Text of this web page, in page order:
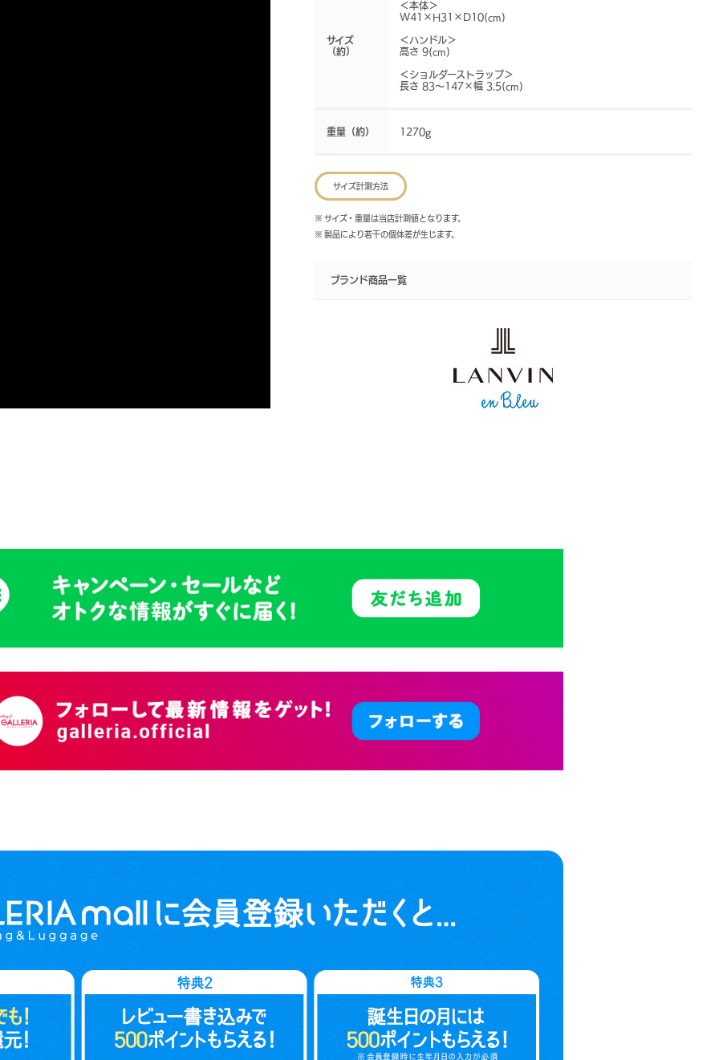
サイズ
（約）
＜本体＞
W41×H31×D10(cm)
＜ハンドル＞
高さ 9(cm)
＜ショルダーストラップ＞
長さ 83〜147×幅 3.5(cm)
重量（約） 1270g
サイズ計測方法
※ サイズ・重量は当店計測値となります。
※ 製品により若干の個体差が生じます。
ブランド商品一覧